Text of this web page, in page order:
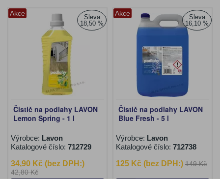
Akce
Sleva
18,50 %
Čistič na podlahy LAVON
Lemon Spring - 1 l
Výrobce: Lavon
Katalogové číslo: 712729
34,90 Kč (bez DPH:)
42,80 Kč
Akce
Sleva
16,10 %
Čistič na podlahy LAVON
Blue Fresh - 5 l
Výrobce: Lavon
Katalogové číslo: 712738
125 Kč (bez DPH:) 149 Kč